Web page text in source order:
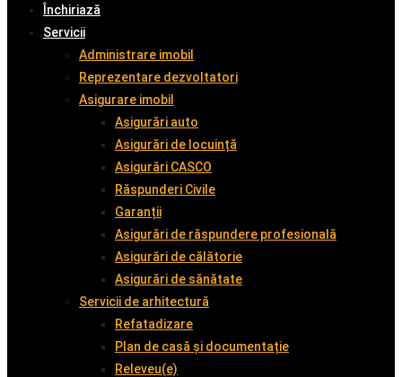
Închiriază
Servicii
Administrare imobil
Reprezentare dezvoltatori
Asigurare imobil
Asigurări auto
Asigurări de locuință
Asigurări CASCO
Răspunderi Civile
Garanții
Asigurări de răspundere profesională
Asigurări de călătorie
Asigurări de sănătate
Servicii de arhitectură
Refatadizare
Plan de casă și documentație
Releveu(e)